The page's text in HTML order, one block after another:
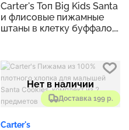
Carter's Топ Big Kids Santa
и флисовые пижамные
штаны в клетку буффало,
Доставка 199 р.
Нет в наличии
Carter's